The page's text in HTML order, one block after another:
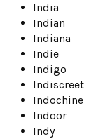
India
Indian
Indiana
Indie
Indigo
Indiscreet
Indochine
Indoor
Indy